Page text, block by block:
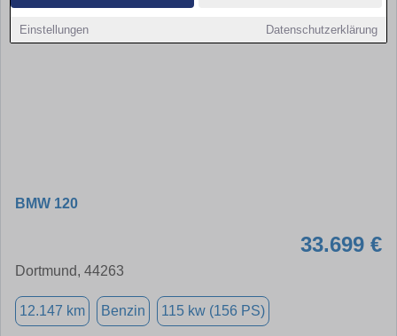
Einstellungen Datenschutzerklärung
BMW 120
33.699 €
Dortmund, 44263
12.147 km Benzin 115 kw (156 PS)